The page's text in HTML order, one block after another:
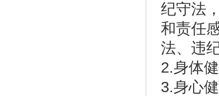
纪守法
和责任
法、违
2.身体
3.身心